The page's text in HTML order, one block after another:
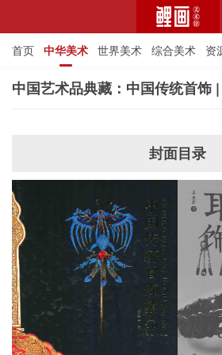
首页 中华美术 世界美术 综合美术 资
中国艺术品典藏：中国传统首饰
封面目录